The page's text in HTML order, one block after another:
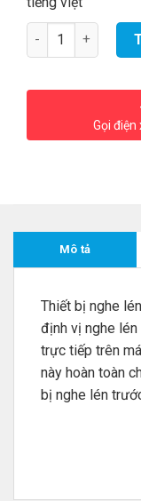
Số lượng
Gọi
Mô tả
Thiết bị nghe
định vị nghe
trực tiếp trên
này hoàn toàn
bị nghe lén